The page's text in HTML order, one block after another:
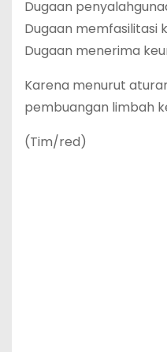
Dugaan
Dugaan memfasilitasi
Dugaan menerima
Karena menurut
pembuangan limbah
(Tim/red)